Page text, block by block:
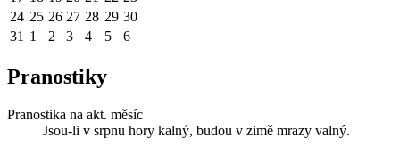
24 25 26 27 28 29 30
31 1 2 3 4 5 6
Pranostiky
Pranostika na akt. měsíc
Jsou-li v srpnu hory kalný, budou v zimě mrazy valný.